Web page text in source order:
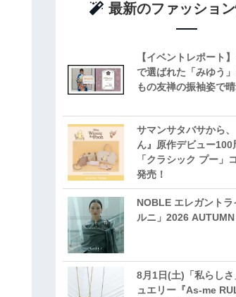
最新のファッショ
【イベントレポート
で選ばれた「みゆう
もの友禅の振袖姿で
サマンサタバサから
ん』原作デビュー100
「クラシック プー」
発売！
NOBLE エレガント
ルニ」2026
8月1日(土)「私らし
ュエリー『As-me